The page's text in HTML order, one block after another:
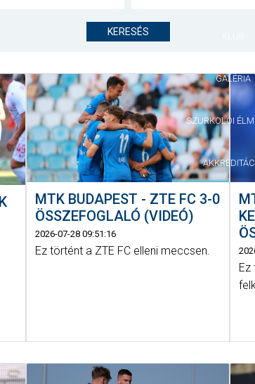
GALÉRIA
SZURKOLÓI
KERESÉS
MTK BUDAPEST - ZTE FC 3-0
ÖSSZEFOGLALÓ (VIDEÓ)
2026-07-28 09:51:16
Ez történt a ZTE FC elleni meccsen.